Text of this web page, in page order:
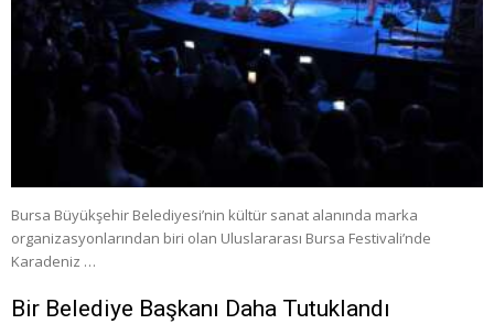
Bursa Büyükşehir Belediyesi’nin kültür sanat alanında marka
organizasyonlarından biri olan Uluslararası Bursa Festivali’nde
Karadeniz …
Bir Belediye Başkanı Daha Tutuklandı